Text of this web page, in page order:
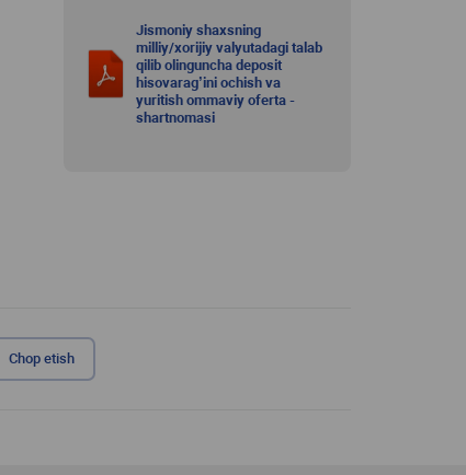
Jismoniy shaxsning
milliy/xorijiy valyutadagi talab
qilib olinguncha deposit
hisovarag’ini ochish va
yuritish ommaviy oferta -
shartnomasi
Chop etish